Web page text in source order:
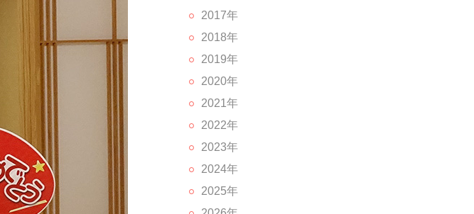
2017年
2018年
2019年
2020年
2021年
2022年
2023年
2024年
2025年